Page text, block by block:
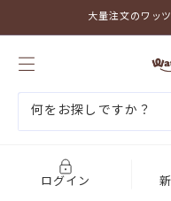
テ
大量注文のワッ
ッ
と
め
ログイン